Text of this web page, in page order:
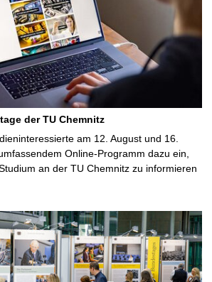
der TU Chemnitz
am 12. August und 16.
Online-Programm dazu ein,
an der TU Chemnitz zu informieren